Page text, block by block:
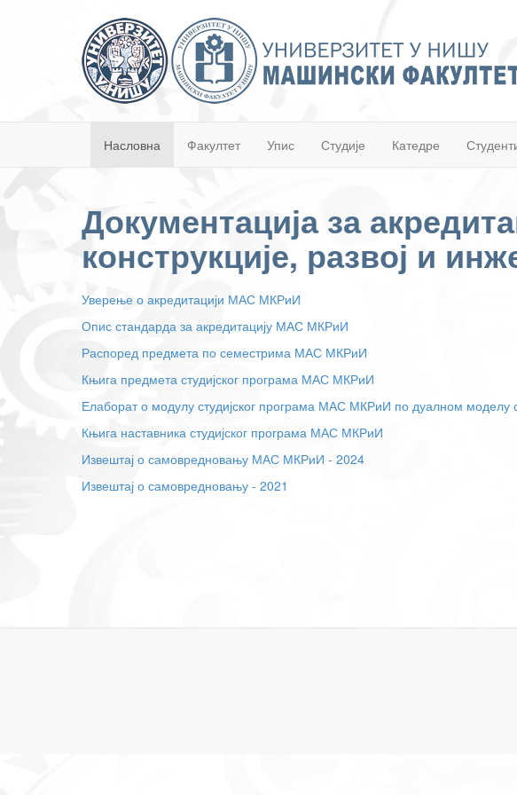
Насловна Факултет Упис Студије Катедре
Документација за
конструкције, развој и
Уверење о акредитацији МАС МКРиИ
Опис стандарда за акредитацију МАС МКРиИ
Распоред предмета по семестрима МАС МКРиИ
Књига предмета студијског програма МАС МКРиИ
Елаборат о модулу студијског програма МАС МКРиИ по дуалном моделу
Књига наставника студијског програма МАС МКРиИ
Извештај о самовредновању МАС МКРиИ - 2024
Извештај о самовредновању - 2021